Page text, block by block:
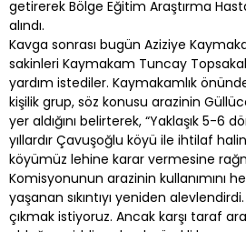
getirerek Bölge Eğitim Araştırma
alındı.
Kavga sonrası bugün Aziziye
sakinleri Kaymakam Tuncay
yardım istediler. Kaymakamlık
kişilik grup, söz konusu arazinin
yer aldığını belirterek, “Yaklaşık 5-6
yıllardır Çavuşoğlu köyü ile ihtilaf
köyümüz lehine karar vermesine
Komisyonunun arazinin kullanımını
yaşanan sıkıntıyı yeniden
çıkmak istiyoruz. Ancak karşı taraf